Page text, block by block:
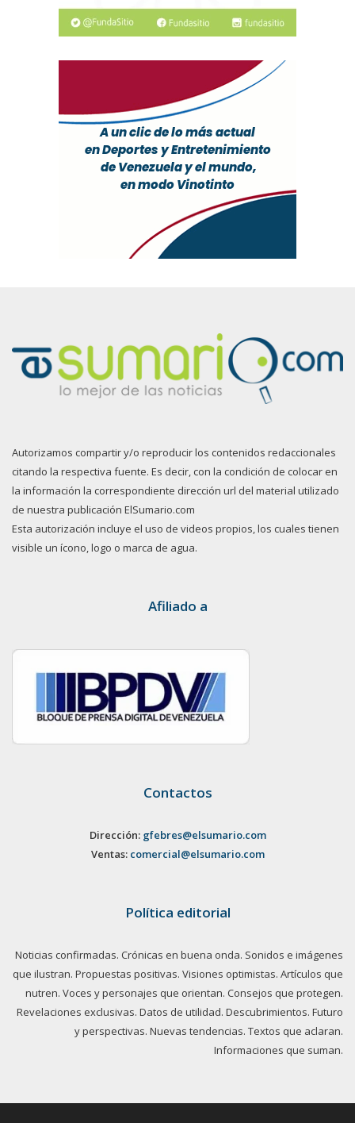
Autorizamos compartir y/o reproducir los contenidos redaccionales
citando la respectiva fuente. Es decir, con la condición de colocar en
la información la correspondiente dirección url del material utilizado
de nuestra publicación ElSumario.com
Esta autorización incluye el uso de videos propios, los cuales tienen
visible un ícono, logo o marca de agua.
Afiliado a
Contactos
Dirección: gfebres@elsumario.com
Ventas: comercial@elsumario.com
Política editorial
Noticias confirmadas. Crónicas en buena onda. Sonidos e imágenes
que ilustran. Propuestas positivas. Visiones optimistas. Artículos que
nutren. Voces y personajes que orientan. Consejos que protegen.
Revelaciones exclusivas. Datos de utilidad. Descubrimientos. Futuro
y perspectivas. Nuevas tendencias. Textos que aclaran.
Informaciones que suman.